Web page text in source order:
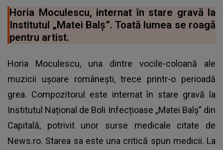
Horia Moculescu, internat în stare gravă la
Institutul „Matei Balș”. Toată lumea se roagă
pentru artist.
Horia Moculescu, una dintre vocile-coloană ale
muzicii ușoare românești, trece printr-o perioadă
grea. Compozitorul este internat în stare gravă la
Institutul Național de Boli Infecțioase „Matei Balș” din
Capitală, potrivit unor surse medicale citate de
News.ro. Starea sa este una critică spun medicii. La